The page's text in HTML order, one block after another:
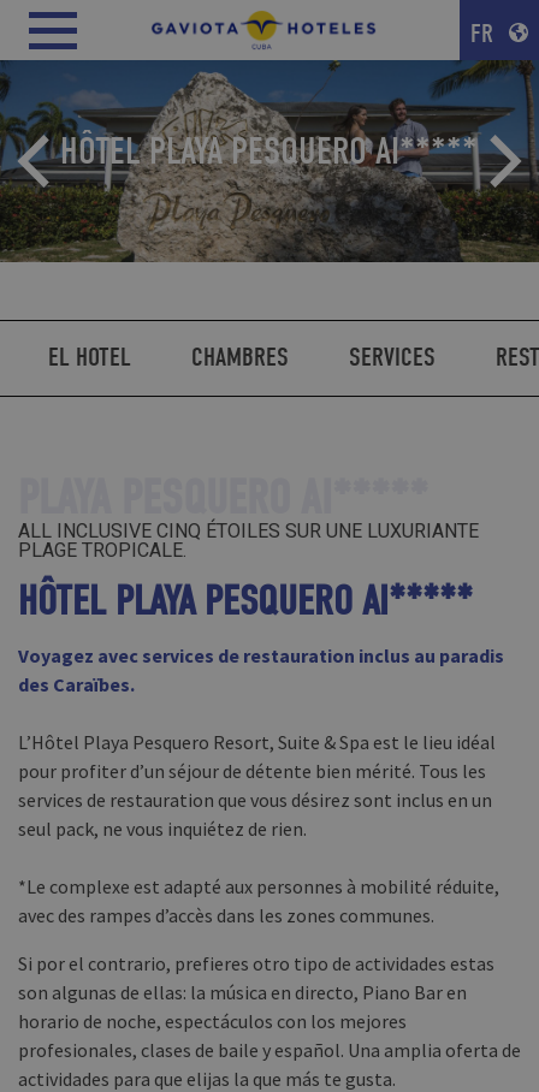
FR
HÔTEL PLAYA PESQUERO AI*****
EL HOTEL CHAMBRES SERVICES
ALL INCLUSIVE CINQ ÉTOILES SUR UNE LUXURIANTE
PLAGE TROPICALE.
HÔTEL PLAYA PESQUERO AI*****
Voyagez avec services de restauration inclus au paradis
des Caraïbes.
L’Hôtel Playa Pesquero Resort, Suite & Spa est le lieu idéal
pour profiter d’un séjour de détente bien mérité. Tous les
services de restauration que vous désirez sont inclus en un
seul pack, ne vous inquiétez de rien.
*Le complexe est adapté aux personnes à mobilité réduite,
avec des rampes d’accès dans les zones communes.
Si por el contrario, prefieres otro tipo de actividades estas
son algunas de ellas: la música en directo, Piano Bar en
horario de noche, espectáculos con los mejores
profesionales, clases de baile y español. Una amplia oferta de
actividades para que elijas la que más te gusta.